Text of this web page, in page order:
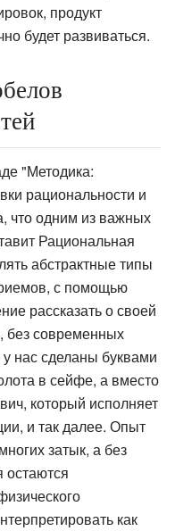
продукт
будет развиваться.
"Методика:
рациональности и
что одним из важных
Рациональная
абстрактные типы
с помощью
рассказать о своей
без современных
у нас сделаны буквами
в сейфе, а вместо
который исполняет
и так далее. Опыт
затык, а без
остаются
как